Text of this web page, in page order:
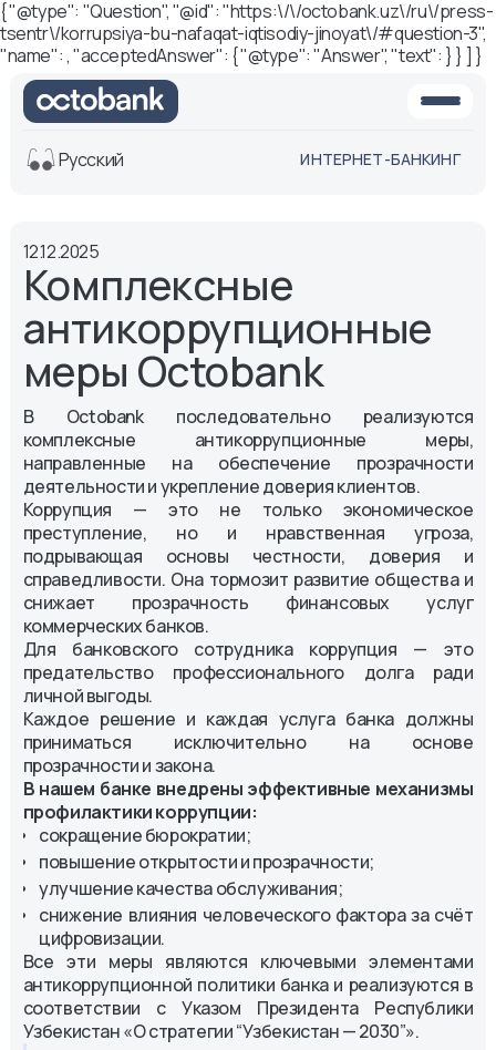
{ "@type": "Question", "@id": "https:\/\/octobank.uz\/ru\/press-
tsentr\/korrupsiya-bu-nafaqat-iqtisodiy-jinoyat\/#question-3",
"name": , "acceptedAnswer": { "@type": "Answer", "text": } } ] }
Обычная
версия
белая
версия
Озвучить
Размер шрифта
Aa -
Aa +
Русский ИНТЕРНЕТ-БАНКИНГ
12.12.2025
Комплексные
антикоррупционные
меры Octobank
В Octobank последовательно реализуются
комплексные антикоррупционные меры,
направленные на обеспечение прозрачности
деятельности и укрепление доверия клиентов.
Коррупция — это не только экономическое
преступление, но и нравственная угроза,
подрывающая основы честности, доверия и
справедливости. Она тормозит развитие общества и
снижает прозрачность финансовых услуг
коммерческих банков.
Для банковского сотрудника коррупция — это
предательство профессионального долга ради
личной выгоды.
Каждое решение и каждая услуга банка должны
приниматься исключительно на основе
прозрачности и закона.
В нашем банке внедрены эффективные механизмы
профилактики коррупции:
сокращение бюрократии;
повышение открытости и прозрачности;
улучшение качества обслуживания;
снижение влияния человеческого фактора за счёт
цифровизации.
Все эти меры являются ключевыми элементами
антикоррупционной политики банка и реализуются в
соответствии с Указом Президента Республики
Узбекистан «О стратегии “Узбекистан — 2030”».